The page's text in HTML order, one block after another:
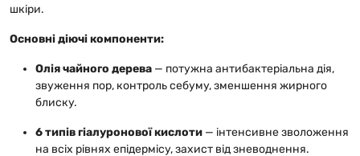
шкіри.
Основні діючі компоненти:
Олія чайного дерева — потужна антибактеріальна дія,
звуження пор, контроль себуму, зменшення жирного
блиску.
6 типів гіалуронової кислоти — інтенсивне зволоження
на всіх рівнях епідермісу, захист від зневоднення.